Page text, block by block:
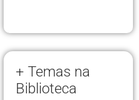
+ Temas na
Biblioteca